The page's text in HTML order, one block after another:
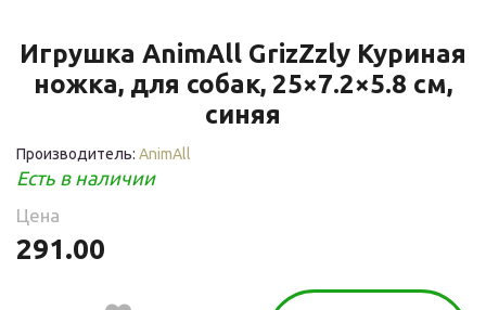
Игрушка AnimAll GrizZzly Куриная
ножка, для собак, 25×7.2×5.8 см,
синяя
Производитель: AnimAll
Есть в наличии
Цена
291.00